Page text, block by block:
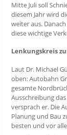
Mitte Juli soll
diesem Jahr wird
weiter aus.
diese wichtige
Lenkungskreis
Laut Dr. Michael
oben: Autobahn
gesamte
Ausschreibung
versprach er. Die
Planung und Bau
besten und vor